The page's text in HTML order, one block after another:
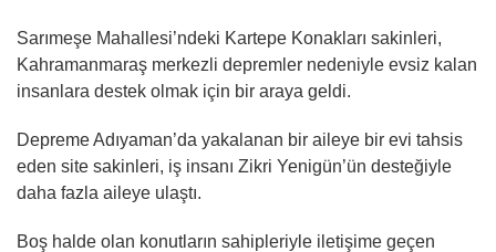
Sarımeşe Mahallesi’ndeki Kartepe Konakları sakinleri,
Kahramanmaraş merkezli depremler nedeniyle evsiz kalan
insanlara destek olmak için bir araya geldi.
Depreme Adıyaman’da yakalanan bir aileye bir evi tahsis
eden site sakinleri, iş insanı Zikri Yenigün’ün desteğiyle
daha fazla aileye ulaştı.
Boş halde olan konutların sahipleriyle iletişime geçen